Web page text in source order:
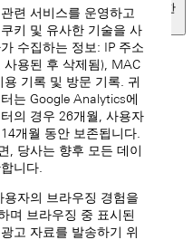
대한
민국
(EN)
HANT)
련 서비스를 운영하고
키 및 유사한 기술을 사
수집하는 정보: IP 주소
사용된 후 삭제됨), MAC
용 기록 및 방문 기록. 귀
는 Google Analytics에
의 경우 26개월, 사용자
개월 동안 보존됩니다.
, 당사는 향후 모든 데이
니다.
용자의 브라우징 경험을
며 브라우징 중 표시된
고 자료를 발송하기 위